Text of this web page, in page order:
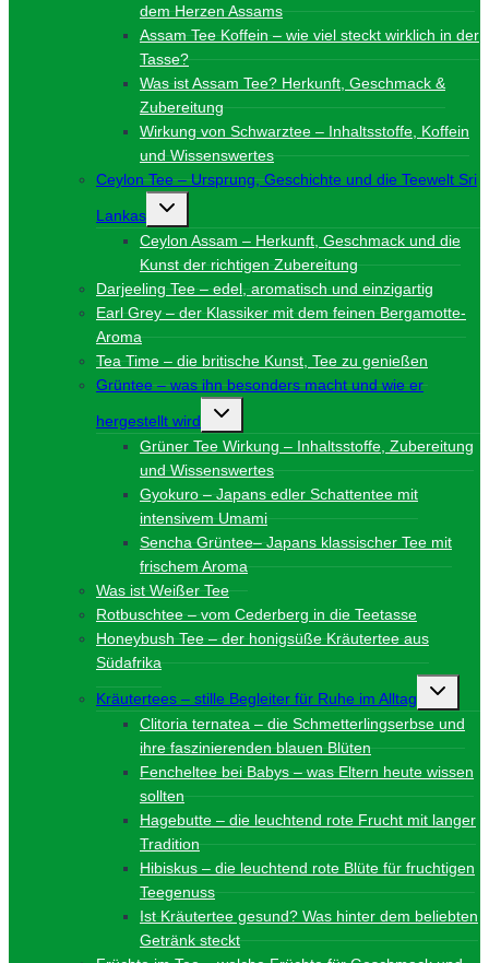
dem Herzen Assams
Assam Tee Koffein – wie viel steckt wirklich in der
Tasse?
Was ist Assam Tee? Herkunft, Geschmack &
Zubereitung
Wirkung von Schwarztee – Inhaltsstoffe, Koffein
und Wissenswertes
Ceylon Tee – Ursprung, Geschichte und die Teewelt Sri
Lankas
Untermenü
umschalten
Ceylon Assam – Herkunft, Geschmack und die
Kunst der richtigen Zubereitung
Darjeeling Tee – edel, aromatisch und einzigartig
Earl Grey – der Klassiker mit dem feinen Bergamotte-
Aroma
Tea Time – die britische Kunst, Tee zu genießen
Grüntee – was ihn besonders macht und wie er
hergestellt wird
Untermenü
umschalten
Grüner Tee Wirkung – Inhaltsstoffe, Zubereitung
und Wissenswertes
Gyokuro – Japans edler Schattentee mit
intensivem Umami
Sencha Grüntee– Japans klassischer Tee mit
frischem Aroma
Was ist Weißer Tee
Rotbuschtee – vom Cederberg in die Teetasse
Honeybush Tee – der honigsüße Kräutertee aus
Südafrika
Kräutertees – stille Begleiter für Ruhe im Alltag
Clitoria ternatea – die Schmetterlingserbse und
ihre faszinierenden blauen Blüten
Fencheltee bei Babys – was Eltern heute wissen
sollten
Hagebutte – die leuchtend rote Frucht mit langer
Tradition
Hibiskus – die leuchtend rote Blüte für fruchtigen
Teegenuss
Ist Kräutertee gesund? Was hinter dem beliebten
Getränk steckt